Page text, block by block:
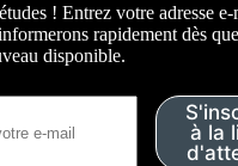
! Entrez votre adresse
rapidement dès
disponible.
à la